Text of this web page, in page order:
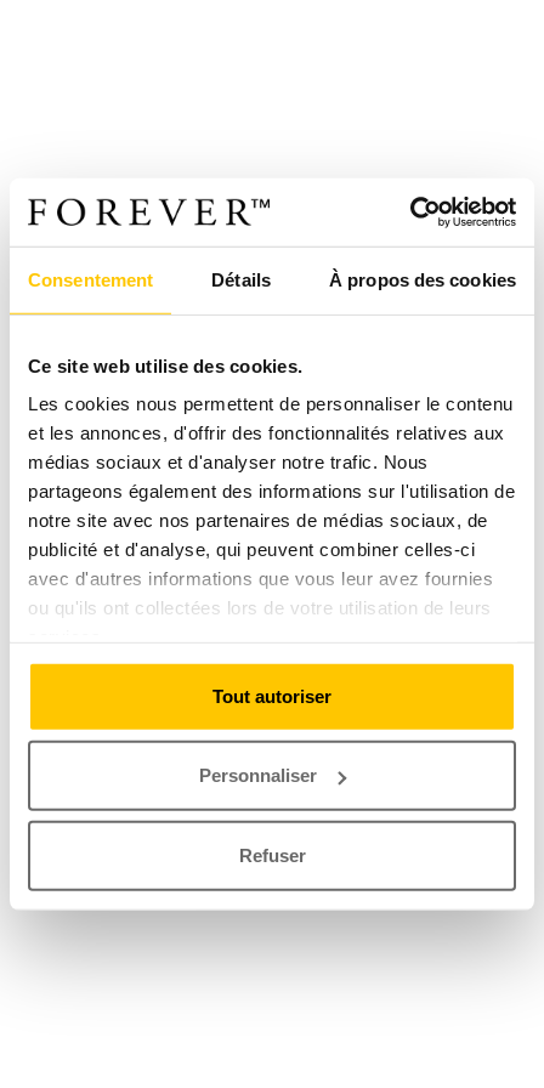
Consentement Détails À propos des cookies
Ce site web utilise des cookies.
Les cookies nous permettent de personnaliser le contenu
et les annonces, d'offrir des fonctionnalités relatives aux
médias sociaux et d'analyser notre trafic. Nous
partageons également des informations sur l'utilisation de
notre site avec nos partenaires de médias sociaux, de
publicité et d'analyse, qui peuvent combiner celles-ci
avec d'autres informations que vous leur avez fournies
ou qu'ils ont collectées lors de votre utilisation de leurs
Tout autoriser
Personnaliser
Refuser